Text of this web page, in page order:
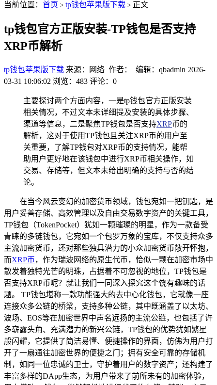
当前位置： 首页 > tp钱包苹果版下载 > 正文
tp钱包官方正版安装-TP钱包是否支持
XRP币解析
tp钱包苹果版下载 来源：网络 作者： 编辑：qbadmin 2026-
03-31 10:06:02 浏览：483 评论：0
主要探讨两个方面内容，一是tp钱包官方正版安装
相关情况，不过文本未详细提及安装的具体步骤、
渠道等信息，二是聚焦TP钱包是否支持XRP币的
解析，这对于使用TP钱包且关注XRP币的用户至
关重要，了解TP钱包对XRP币的支持情况，能帮
助用户更好地在该钱包中进行XRP币相关操作，如
交易、存储等，但文本未给出明确的支持与否的结
论。
在当今风云变幻的加密货币领域，钱包宛如一把钥匙，是
用户妥善存储、高效管理以及自由交易数字资产的关键工具，
TP钱包（TokenPocket）犹如一颗璀璨的明星，作为一款备受
青睐的多链钱包，它宛如一个包罗万象的宝库，不仅支持众多
主流加密货币，还对那些独具潜力的小众加密货币敞开怀抱，
而XRP币 ，作为瑞波网络的原生代币，恰似一颗在加密市场中
散发着独特光芒的明珠，占据着不可忽视的地位，TP钱包是
否支持XRP币呢？就让我们一同深入探究这个饶有趣味的话
题。 TP钱包堪称一款功能强大的去中心化钱包，它就像一座
连接众多公链的桥梁，支持多种公链，其中既涵盖了以太坊、
波场、EOS等在加密世界中声名远扬的主流公链，也包括了许
多崭露头角、充满潜力的新兴公链，TP钱包的优势犹如繁星
般闪耀，它提供了简洁易懂、便捷操作的界面，仿佛为用户打
开了一扇通往加密世界的便捷之门；拥有安全可靠的存储机
制，如同一位忠诚的卫士，守护着用户的数字资产；还构建了
丰富多样的DApp生态，为用户带来了前所未有的加密体验，